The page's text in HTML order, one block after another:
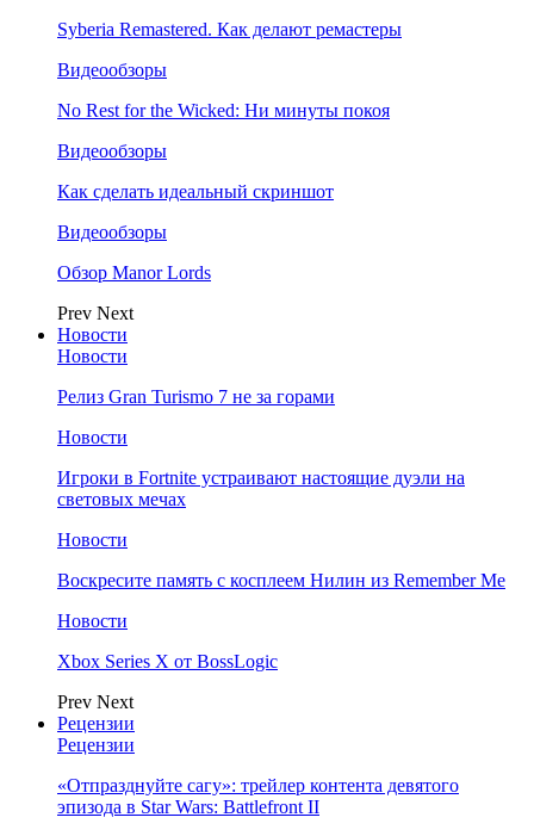
Syberia Remastered. Как делают ремастеры
Видеообзоры
No Rest for the Wicked: Ни минуты покоя
Видеообзоры
Как сделать идеальный скриншот
Видеообзоры
Обзор Manor Lords
Prev Next
Новости
Новости
Релиз Gran Turismo 7 не за горами
Новости
Игроки в Fortnite устраивают настоящие дуэли на
световых мечах
Новости
Воскресите память с косплеем Нилин из Remember Me
Новости
Xbox Series X от BossLogic
Prev Next
Рецензии
Рецензии
«Отпразднуйте сагу»: трейлер контента девятого
эпизода в Star Wars: Battlefront II